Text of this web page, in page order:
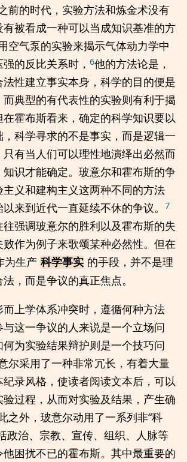
前的时代，实验方法和炼金术没有
被看成一种可以当成知识基准的方
空气泵的实验来揭示气体动力学中
的反比关系时， 6他的方法论是，
性建立事实本身，科学的目的便是
典型的有代表性的实验则有利于揭
霍布斯看来，确定的科学知识要以
科学寻求的不是事实，而是逻辑一
有当人们可以理性地演绎出必然而
识才能确定。玻意尔和霍布斯的争
义和建构主义这两种不同的方法
来到近代一直延续不休的争议。
7
往强调玻意尔的胜利以及霍布斯的失
作为例子来歌颂某种必然性。但在
为生产 科学事实 的手段，并不是理
，而是争议的真正焦点。
上学体系冲突时，遵循何种方法
这一争议的人来说是一个立场问
为实验结果辩护则是一个技巧问
尔采用了一种非常冗长，有着大量
录风格，使读者阅读文本后，可以
过程，从而对实验及结果，产生确
之外，玻意尔动用了一系列非“科
政治、宗教、宣传、组织、人脉等
困扰不已的霍布斯。其中最重要的